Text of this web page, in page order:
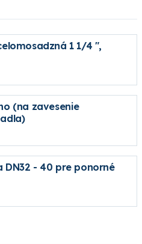
1 1/4 ",
(na zavesenie
DN32 - 40 pre ponorné